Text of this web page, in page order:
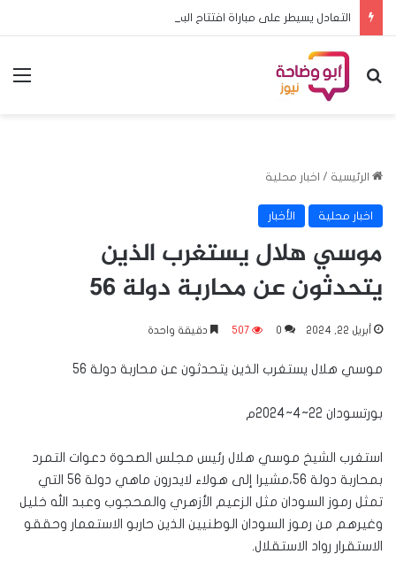
التعادل يسيطر على مباراة افتتاح البطولة المدرسية الافريقية
بحث عن
الرئيسية / اخبار محلية
اخبار محلية الأخبار
موسي هلال يستغرب الذين
يتحدثون عن محاربة دولة 56
أبريل 22, 2024 0
507 دقيقة واحدة
موسي هلال يستغرب الذين يتحدثون عن محاربة دولة 56
بورتسودان 22~4~2024م
استغرب الشيخ موسي هلال رئيس مجلس الصحوة دعوات التمرد
بمحاربة دولة 56،مشيرا إلى هولاء لايدرون ماهي دولة 56 التي
تمثل رموز السودان مثل الزعيم الأزهري والمحجوب وعبد الله خليل
وغيرهم من رموز السودان الوطنيين الذين حاربو الاستعمار وحققو
الاستقرار رواد الاستقلال.